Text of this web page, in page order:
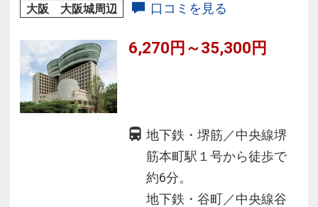
大阪 大阪城周辺 口コミを見る
6,270円～35,300円
地下鉄・堺筋／中央線堺
筋本町駅１号から徒歩で
約6分。
地下鉄・谷町／中央線谷